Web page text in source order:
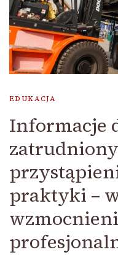
EDUKACJA
Informacje
praktyki –